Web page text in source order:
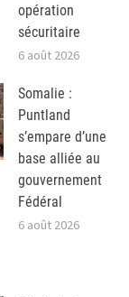
opération
sécuritaire
6 août 2026
Somalie :
Puntland
s’empare d’une
base alliée au
gouvernement
Fédéral
6 août 2026